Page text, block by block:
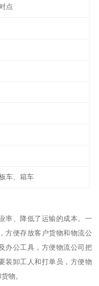
点
车、箱车
率、降低了运输的成本。一
方便存放客户货物和物流公
办公工具，方便物流公司把
装卸工人和打单员，方便物
物。